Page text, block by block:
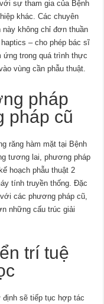
sự tham gia của Bệnh
khác. Các chuyên
không chỉ đơn thuần
– cho phép bác sĩ
ứng trong quá trình thực
vùng cần phẫu thuật.
pháp
pháp cũ
răng hàm mặt tại Bệnh
tương lai, phương pháp
hoạch phẫu thuật 2
tính truyền thống. Đặc
các phương pháp cũ,
những cấu trúc giải
trí tuệ
sẽ tiếp tục hợp tác